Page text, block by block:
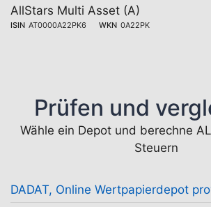
AllStars Multi Asset (A)
ISIN AT0000A22PK6 WKN 0A22PK
Prüfen und
Wähle ein Depot und berechne
Steuern
DADAT, Online Wertpapierdepot